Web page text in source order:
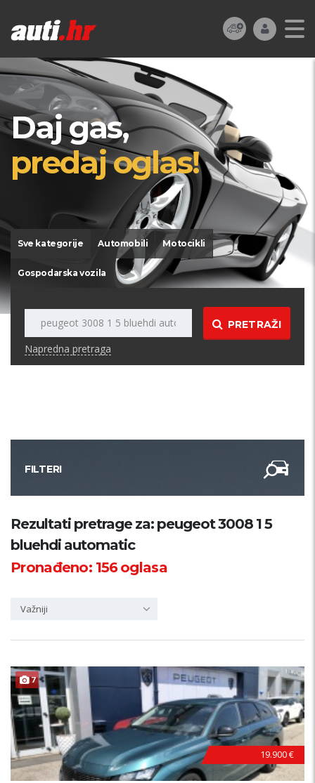
Daj gas,
predaj oglas!
Sve kategorije Automobili Motocikli
Gospodarska vozila
PRETRAŽI
Napredna pretraga
FILTERI
Kategorija
Županija
Rezultati pretrage za: peugeot 3008 1 5
bluehdi automatic
Pronađeno: 156oglasa
Važniji
7
19.900 €